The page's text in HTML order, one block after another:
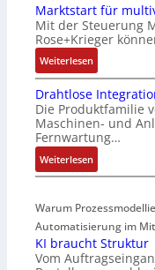
n
s
o
r
-
n
t
e
g
r
t
i
o
n
C
6
2
4
4
-
Z
e
r
t
f
i
z
i
Marktstart für
Mit der Steuerung
Rose+Krieger
Weiterlesen:
M
a
r
k
t
s
t
r
t
f
ü
Drahtlose
Die Produktfamilie
Maschinen- und
Fernwartung…
Weiterlesen:
D
a
h
t
l
Warum
Automatisierung im
KI braucht Struktur
Vom